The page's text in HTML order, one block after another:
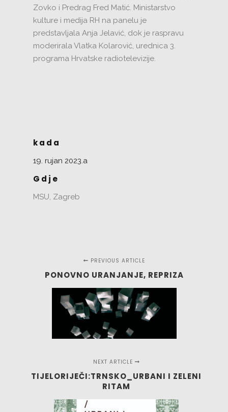
Zovko i Predrag Fred Matić. Ministarstvo
kulture i medija RH na panelu je
predstavljala Anja Jelavić, dok je raspravu
moderirala Vlatka Kolarović, urednica 3.
programa Hrvatske radiotelevizije.
kada
19. rujan 2023.a
Gdje
MSU, Zagreb
PREVIOUS ARTICLE
PONOVNO URANJANJE, REPRIZA
NEXT ARTICLE
TIJELORIJEČI:TRNSKO_URBANI I ZELENI
RITAM